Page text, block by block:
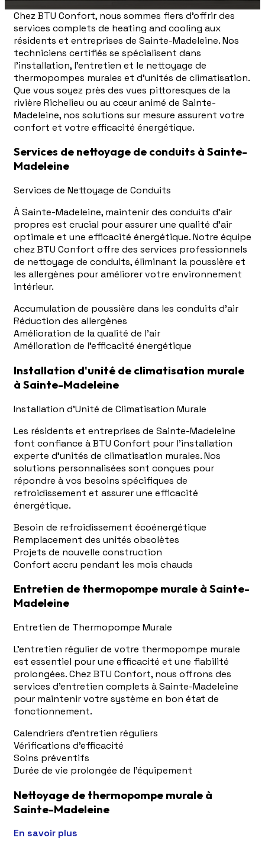
Chez BTU Confort, nous sommes fiers d'offrir des
services complets de heating and cooling aux
résidents et entreprises de Sainte-Madeleine. Nos
techniciens certifiés se spécialisent dans
l'installation, l'entretien et le nettoyage de
thermopompes murales et d'unités de climatisation.
Que vous soyez près des vues pittoresques de la
rivière Richelieu ou au cœur animé de Sainte-
Madeleine, nos solutions sur mesure assurent votre
confort et votre efficacité énergétique.
Services de nettoyage de conduits à Sainte-
Madeleine
Services de Nettoyage de Conduits
À Sainte-Madeleine, maintenir des conduits d'air
propres est crucial pour assurer une qualité d'air
optimale et une efficacité énergétique. Notre équipe
chez BTU Confort offre des services professionnels
de nettoyage de conduits, éliminant la poussière et
les allergènes pour améliorer votre environnement
intérieur.
Accumulation de poussière dans les conduits d'air
Réduction des allergènes
Amélioration de la qualité de l'air
Amélioration de l'efficacité énergétique
Installation d'unité de climatisation murale
à Sainte-Madeleine
Installation d'Unité de Climatisation Murale
Les résidents et entreprises de Sainte-Madeleine
font confiance à BTU Confort pour l'installation
experte d'unités de climatisation murales. Nos
solutions personnalisées sont conçues pour
répondre à vos besoins spécifiques de
refroidissement et assurer une efficacité
énergétique.
Besoin de refroidissement écoénergétique
Remplacement des unités obsolètes
Projets de nouvelle construction
Confort accru pendant les mois chauds
Entretien de thermopompe murale à Sainte-
Madeleine
Entretien de Thermopompe Murale
L'entretien régulier de votre thermopompe murale
est essentiel pour une efficacité et une fiabilité
prolongées. Chez BTU Confort, nous offrons des
services d'entretien complets à Sainte-Madeleine
pour maintenir votre système en bon état de
fonctionnement.
Calendriers d'entretien réguliers
Vérifications d'efficacité
Soins préventifs
Durée de vie prolongée de l'équipement
Nettoyage de thermopompe murale à
Sainte-Madeleine
En savoir plus